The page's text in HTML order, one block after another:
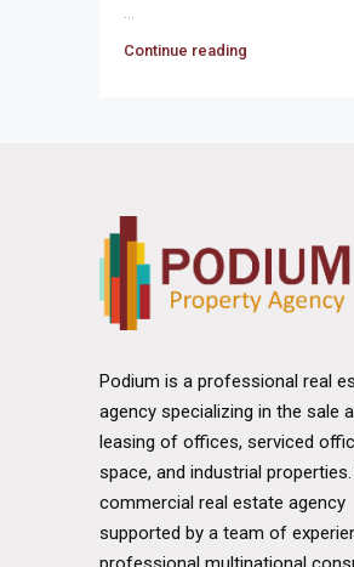
Continue reading
Podium is a professional real
agency specializing in the sale
leasing of offices, serviced
space, and industrial
commercial real estate agency
supported by a team of